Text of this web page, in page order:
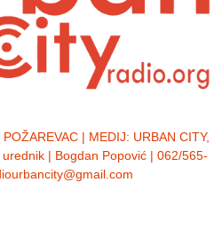
| MEDIJ: URBAN CITY,
| Bogdan Popović | 062/565-